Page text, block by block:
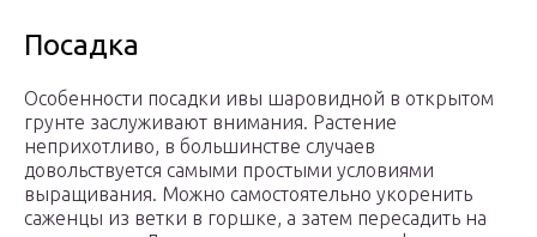
Посадка
Особенности посадки ивы шаровидной в открытом
грунте заслуживают внимания. Растение
неприхотливо, в большинстве случаев
довольствуется самыми простыми условиями
выращивания. Можно самостоятельно укоренить
саженцы из ветки в горшке, а затем пересадить на